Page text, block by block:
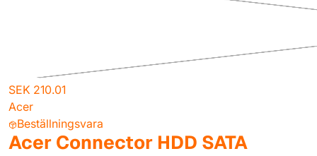
SEK 210.01
Acer
Beställningsvara
Acer Connector HDD SATA